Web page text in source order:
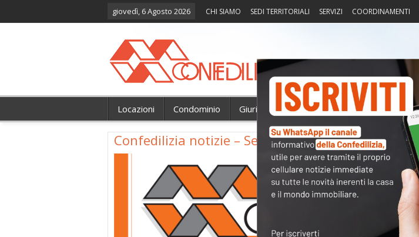
giovedì, 6 Agosto 2026 CHI SIAMO SEDI TERRITORIALI SERVIZI COORDINAMENTI
Locazioni Condominio Giurisprudenza Fisco Portierato
Confedilizia notizie – Settembre 2017